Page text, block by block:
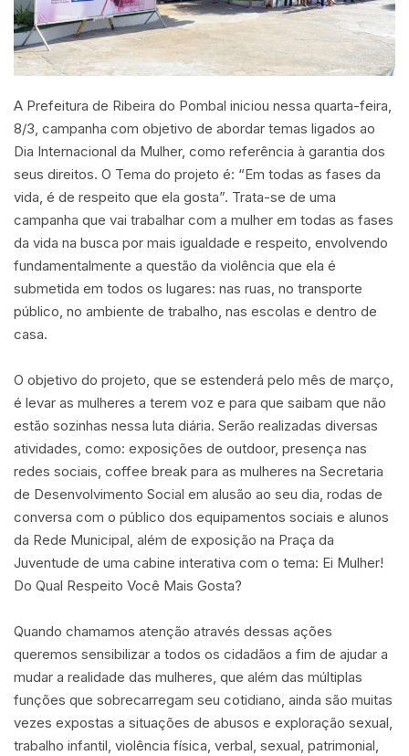
A Prefeitura de Ribeira do Pombal iniciou nessa quarta-feira,
8/3, campanha com objetivo de abordar temas ligados ao
Dia Internacional da Mulher, como referência à garantia dos
seus direitos. O Tema do projeto é: “Em todas as fases da
vida, é de respeito que ela gosta”. Trata-se de uma
campanha que vai trabalhar com a mulher em todas as fases
da vida na busca por mais igualdade e respeito, envolvendo
fundamentalmente a questão da violência que ela é
submetida em todos os lugares: nas ruas, no transporte
público, no ambiente de trabalho, nas escolas e dentro de
casa.
O objetivo do projeto, que se estenderá pelo mês de março,
é levar as mulheres a terem voz e para que saibam que não
estão sozinhas nessa luta diária. Serão realizadas diversas
atividades, como: exposições de outdoor, presença nas
redes sociais, coffee break para as mulheres na Secretaria
de Desenvolvimento Social em alusão ao seu dia, rodas de
conversa com o público dos equipamentos sociais e alunos
da Rede Municipal, além de exposição na Praça da
Juventude de uma cabine interativa com o tema: Ei Mulher!
Do Qual Respeito Você Mais Gosta?
Quando chamamos atenção através dessas ações
queremos sensibilizar a todos os cidadãos a fim de ajudar a
mudar a realidade das mulheres, que além das múltiplas
funções que sobrecarregam seu cotidiano, ainda são muitas
vezes expostas a situações de abusos e exploração sexual,
trabalho infantil, violência física, verbal, sexual, patrimonial,